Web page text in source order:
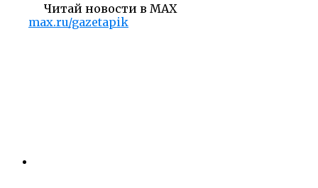
Читай новости в MAX
max.ru/gazetapik